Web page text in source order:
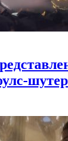
шутер